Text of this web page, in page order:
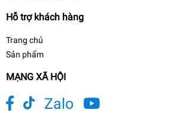
Hỗ trợ khách hàng
Trang chủ
Sản phẩm
MẠNG XÃ HỘI
Zalo